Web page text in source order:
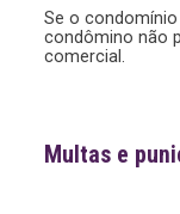
Se o
condômino não
comercial.
Multas e